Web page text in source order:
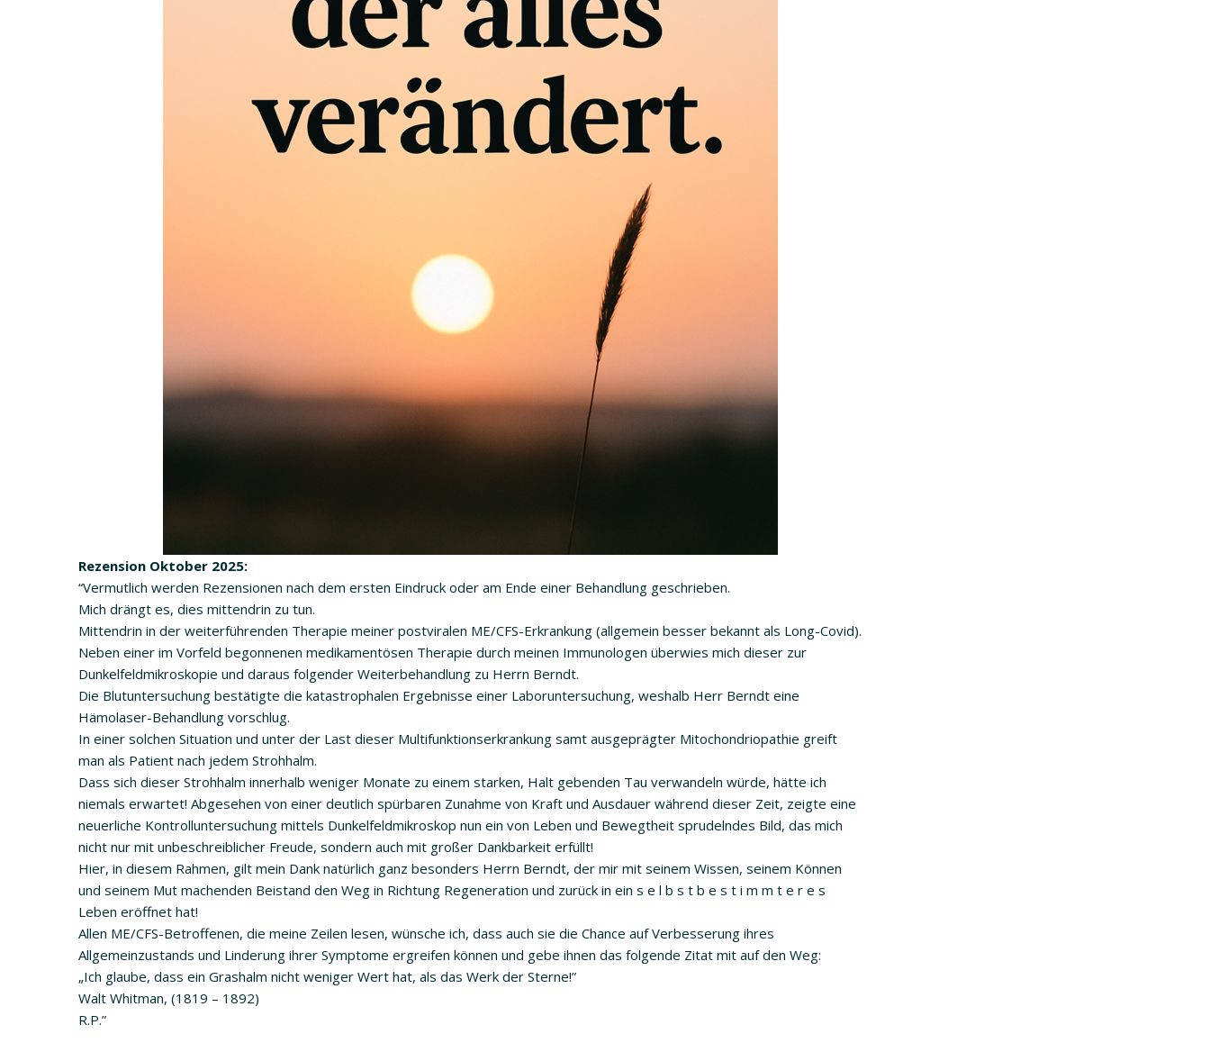
Rezension Oktober 2025:
“Vermutlich werden Rezensionen nach dem ersten Eindruck oder am Ende einer Behandlung geschrieben.
Mich drängt es, dies mittendrin zu tun.
Mittendrin in der weiterführenden Therapie meiner postviralen ME/CFS-Erkrankung (allgemein besser bekannt als Long-Covid).
Neben einer im Vorfeld begonnenen medikamentösen Therapie durch meinen Immunologen überwies mich dieser zur
Dunkelfeldmikroskopie und daraus folgender Weiterbehandlung zu Herrn Berndt.
Die Blutuntersuchung bestätigte die katastrophalen Ergebnisse einer Laboruntersuchung, weshalb Herr Berndt eine
Hämolaser-Behandlung vorschlug.
In einer solchen Situation und unter der Last dieser Multifunktionserkrankung samt ausgeprägter Mitochondriopathie greift
man als Patient nach jedem Strohhalm.
Dass sich dieser Strohhalm innerhalb weniger Monate zu einem starken, Halt gebenden Tau verwandeln würde, hätte ich
niemals erwartet! Abgesehen von einer deutlich spürbaren Zunahme von Kraft und Ausdauer während dieser Zeit, zeigte eine
neuerliche Kontrolluntersuchung mittels Dunkelfeldmikroskop nun ein von Leben und Bewegtheit sprudelndes Bild, das mich
nicht nur mit unbeschreiblicher Freude, sondern auch mit großer Dankbarkeit erfüllt!
Hier, in diesem Rahmen, gilt mein Dank natürlich ganz besonders Herrn Berndt, der mir mit seinem Wissen, seinem Können
und seinem Mut machenden Beistand den Weg in Richtung Regeneration und zurück in ein s e l b s t b e s t i m m t e r e s
Leben eröffnet hat!
Allen ME/CFS-Betroffenen, die meine Zeilen lesen, wünsche ich, dass auch sie die Chance auf Verbesserung ihres
Allgemeinzustands und Linderung ihrer Symptome ergreifen können und gebe ihnen das folgende Zitat mit auf den Weg:
„Ich glaube, dass ein Grashalm nicht weniger Wert hat, als das Werk der Sterne!”
Walt Whitman, (1819 – 1892)
R.P.”